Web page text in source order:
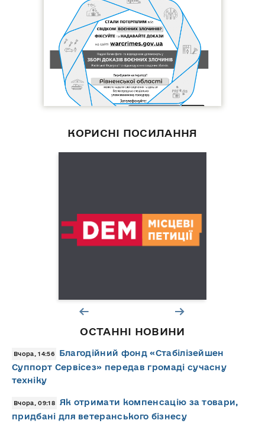
КОРИСНІ ПОСИЛАННЯ
ОСТАННІ НОВИНИ
Вчора, 14:56
Благодійний фонд «Стабілізейшен
Суппорт Сервісез» передав громаді сучасну
техніку
Вчора, 09:18
Як отримати компенсацію за товари,
придбані для ветеранського бізнесу